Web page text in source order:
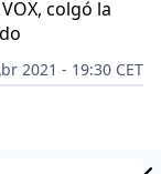
colgó la
2021 - 19:30 CET